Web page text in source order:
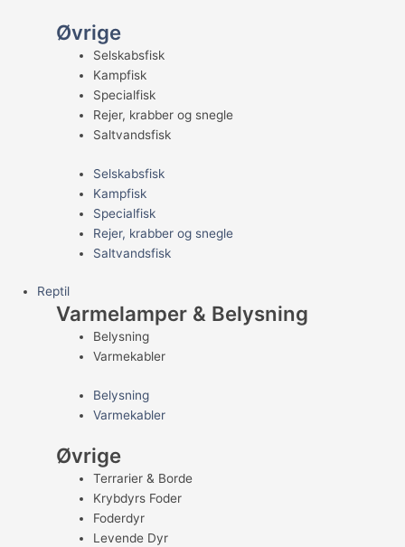
Øvrige
Selskabsfisk
Kampfisk
Specialfisk
Rejer, krabber og snegle
Saltvandsfisk
Selskabsfisk
Kampfisk
Specialfisk
Rejer, krabber og snegle
Saltvandsfisk
Reptil
Varmelamper & Belysning
Belysning
Varmekabler
Belysning
Varmekabler
Øvrige
Terrarier & Borde
Krybdyrs Foder
Foderdyr
Levende Dyr